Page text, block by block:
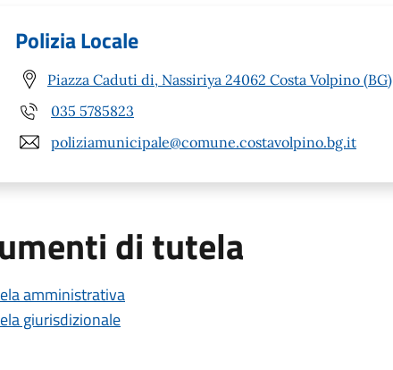
Polizia Locale
Piazza Caduti di, Nassiriya 24062 Costa Volpino (BG)
035 5785823
poliziamunicipale@comune.costavolpino.bg.it
di tutela
amministrativa
giurisdizionale